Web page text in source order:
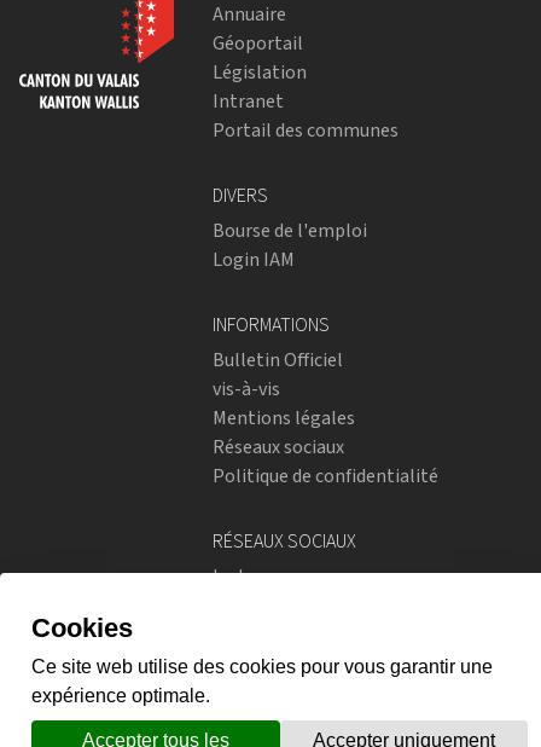
Annuaire
Géoportail
Législation
Intranet
Portail des communes
DIVERS
Bourse de l'emploi
Login IAM
INFORMATIONS
Bulletin Officiel
vis-à-vis
Mentions légales
Réseaux sociaux
Politique de confidentialité
RÉSEAUX SOCIAUX
Instagram
Prestations en ligne